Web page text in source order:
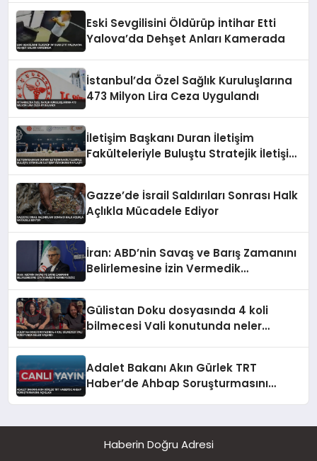
Eski Sevgilisini Öldürüp İntihar Etti
Yalova’da Dehşet Anları Kamerada
İstanbul’da Özel Sağlık Kuruluşlarına
473 Milyon Lira Ceza Uygulandı
İletişim Başkanı Duran İletişim
Fakülteleriyle Buluştu Stratejik İletişim
Gazze’de İsrail Saldırıları Sonrası Halk
Açlıkla Mücadele Ediyor
İran: ABD’nin Savaş ve Barış Zamanını
Belirlemesine İzin Vermedik
Gülistan Doku dosyasında 4 koli
bilmecesi Vali konutunda neler
Adalet Bakanı Akın Gürlek TRT
Haber’de Ahbap Soruşturmasını
Haberin Doğru Adresi